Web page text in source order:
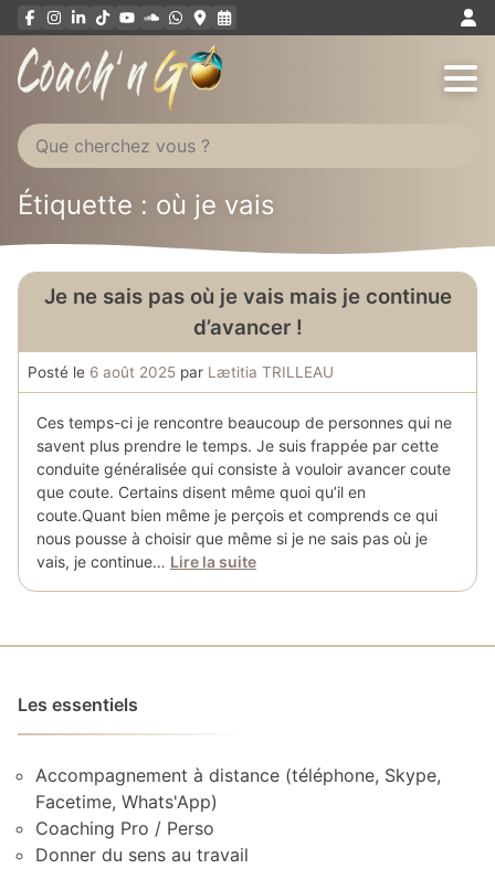
Aller
au
Étiquette : où je vais
Je ne sais pas où je vais mais je continue
d’avancer !
Posté le 6 août 2025 par Lætitia TRILLEAU
Ces temps-ci je rencontre beaucoup de personnes qui ne
savent plus prendre le temps. Je suis frappée par cette
conduite généralisée qui consiste à vouloir avancer coute
que coute. Certains disent même quoi qu’il en
coute.Quant bien même je perçois et comprends ce qui
nous pousse à choisir que même si je ne sais pas où je
vais, je continue… Lire la suite
Les essentiels
Accompagnement à distance (téléphone, Skype,
Facetime, Whats'App)
Coaching Pro / Perso
Donner du sens au travail